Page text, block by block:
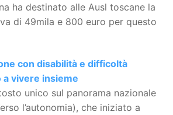
ha destinato alle Ausl toscane la
di 49mila e 800 euro per questo
con disabilità e difficoltà
a vivere insieme
unico sul panorama nazionale
l’autonomia), che iniziato a